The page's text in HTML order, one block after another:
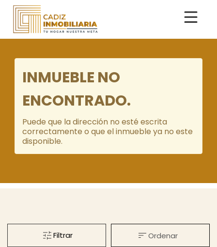
INMUEBLE NO
ENCONTRADO.
Puede que la dirección no esté escrita
correctamente o que el inmueble ya no este
disponible.
Filtrar Ordenar